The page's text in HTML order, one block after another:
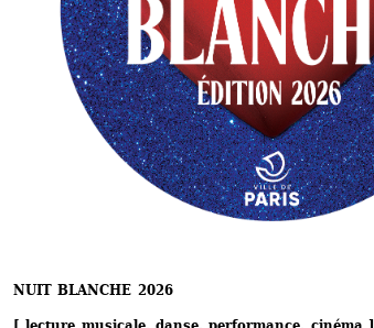
NUIT BLANCHE 2026